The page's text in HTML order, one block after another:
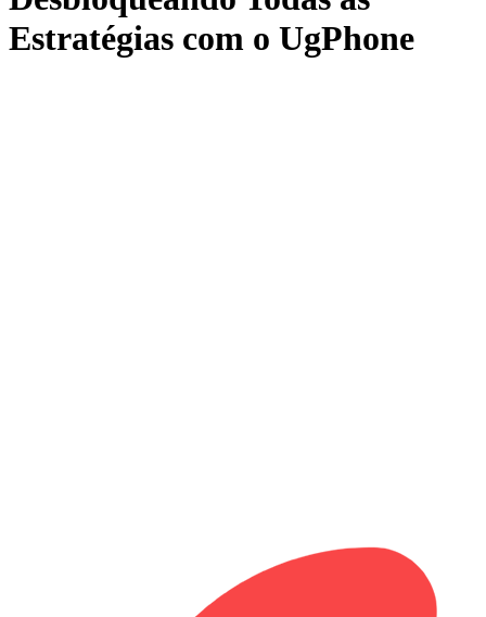
Estratégias com o UgPhone